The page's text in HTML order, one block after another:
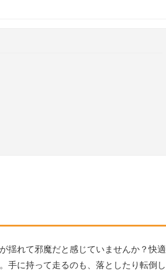
揺れて邪魔だと感じていませんか？快適
手に持って走るのも、落としたり転倒し